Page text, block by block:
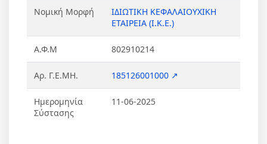
Νομική Μορφή
ΙΔΙΩΤΙΚΗ ΚΕΦΑΛΑΙΟΥΧΙΚΗ
ΕΤΑΙΡΕΙΑ (Ι.Κ.Ε.)
Α.Φ.Μ 802910214
Αρ. Γ.Ε.ΜΗ. 185126001000 ↗
Ημερομηνία
Σύστασης
11-06-2025